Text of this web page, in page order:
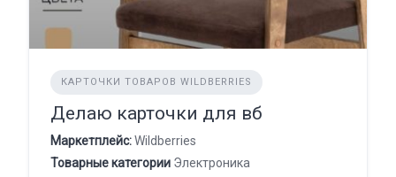
КАРТОЧКИ ТОВАРОВ WILDBERRIES
Делаю карточки для вб
Маркетплейс:Wildberries
Товарные категории Электроника